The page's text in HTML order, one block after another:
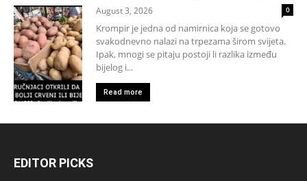
August 3, 2026 0
Krompir je jedna od namirnica koja se gotovo
svakodnevno nalazi na trpezama širom svijeta.
Ipak, mnogi se pitaju postoji li razlika između
bijelog i...
Read more
EDITOR PICKS